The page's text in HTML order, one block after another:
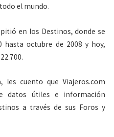
el mundo.
en los Destinos, donde se
hasta octubre de 2008 y hoy,
les cuento que Viajeros.com
datos útiles e información
a través de sus Foros y